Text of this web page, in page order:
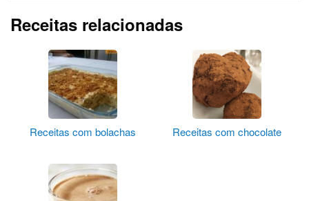
Receitas relacionadas
Receitas com bolachas Receitas com chocolate